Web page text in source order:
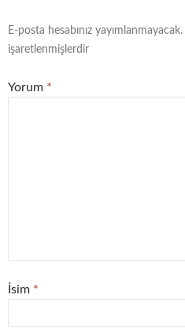
E-posta hesabınız yayımlanmayacak.
işaretlenmişlerdir
Yorum *
İsim *